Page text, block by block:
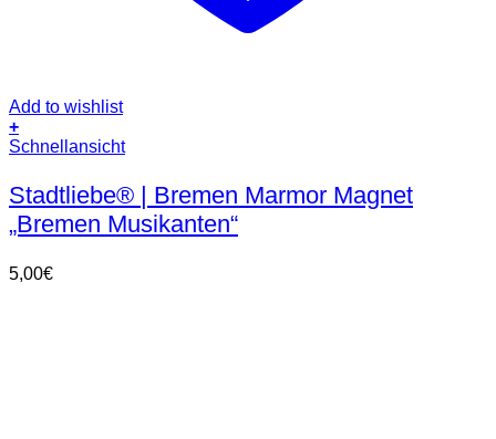
Add to wishlist
+
Schnellansicht
Stadtliebe® | Bremen Marmor Magnet
„Bremen Musikanten“
5,00€